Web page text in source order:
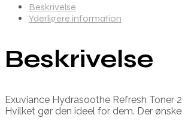
Beskrivelse
Yderligere information
Beskrivelse
Exuviance Hydrasoothe Refresh
Hvilket gør den ideel for dem. Der